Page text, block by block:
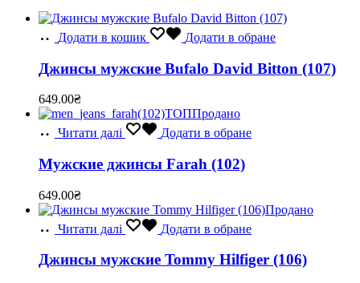
Додати в кошик Додати в обране
Джинсы мужские Bufalo David Bitton (107)
649.00₴
ТОППродано
Читати далі
Додати в обране
Мужские джинсы Farah (102)
649.00₴
Продано
Читати далі
Додати в обране
Джинсы мужские Tommy Hilfiger (106)